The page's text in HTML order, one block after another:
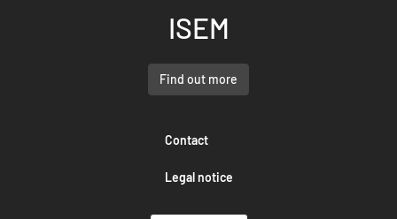
ISEM
Find out more
Contact
Legal notice